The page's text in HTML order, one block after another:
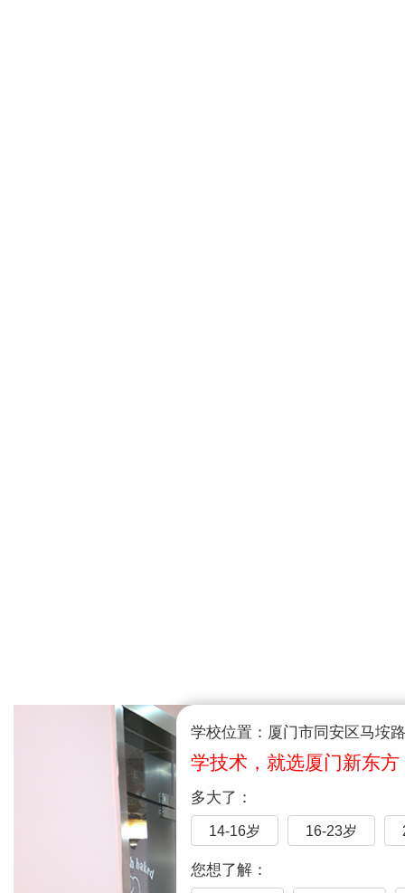
学校位置：厦门市同安区马垵
学技术，就选厦门新东方
多大了：
14-16岁 16-23岁
您想了解：